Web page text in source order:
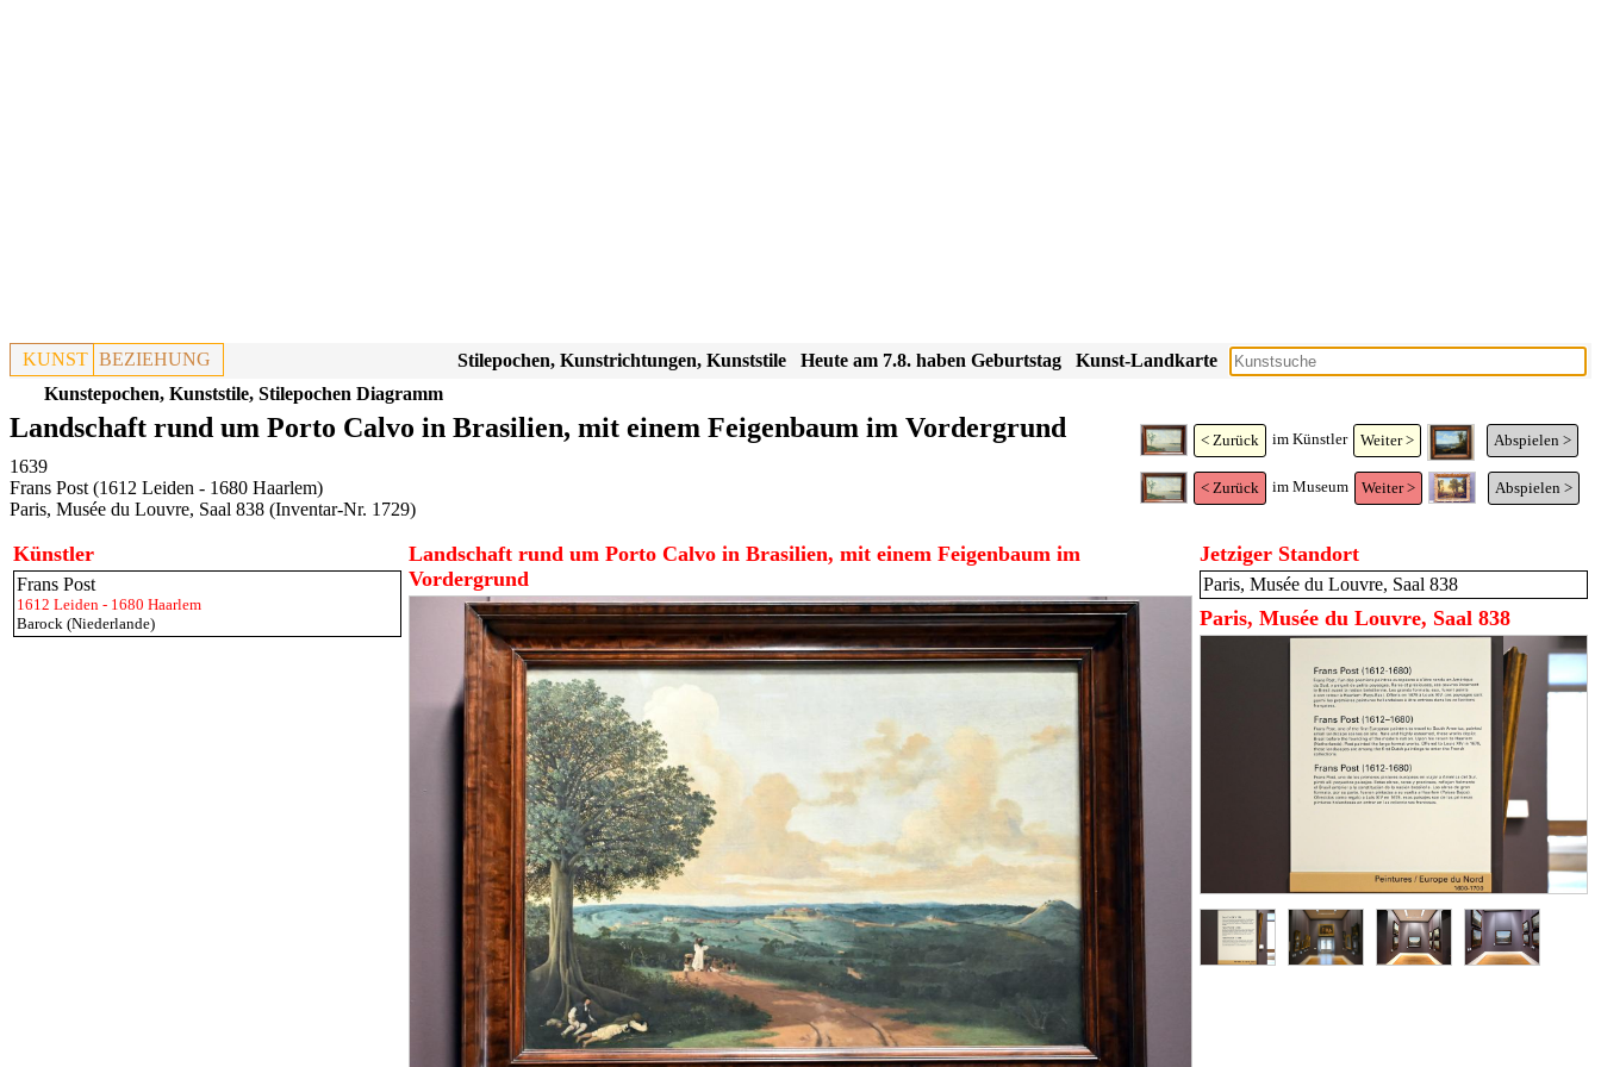
KUNST BEZIEHUNG Kunst-Landkarte
Heute am 7.8. haben Geburtstag
Stilepochen, Kunstrichtungen, Kunststile
Kunstepochen, Kunststile, Stilepochen Diagramm
< Zurück im Künstler Weiter > Abspielen >
< Zurück im Museum Weiter > Abspielen >
Landschaft rund um Porto Calvo in Brasilien, mit einem Feigenbaum im Vordergrund
1639
Frans Post (1612 Leiden - 1680 Haarlem)
Paris, Musée du Louvre, Saal 838 (Inventar-Nr. 1729)
Künstler
Frans Post
1612 Leiden - 1680 Haarlem
Barock (Niederlande)
Landschaft rund um Porto Calvo in Brasilien, mit einem Feigenbaum im
Vordergrund
Jetziger Standort
Paris, Musée du Louvre, Saal 838
Paris, Musée du Louvre, Saal 838